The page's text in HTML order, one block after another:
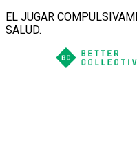
EL JUGAR
SALUD.